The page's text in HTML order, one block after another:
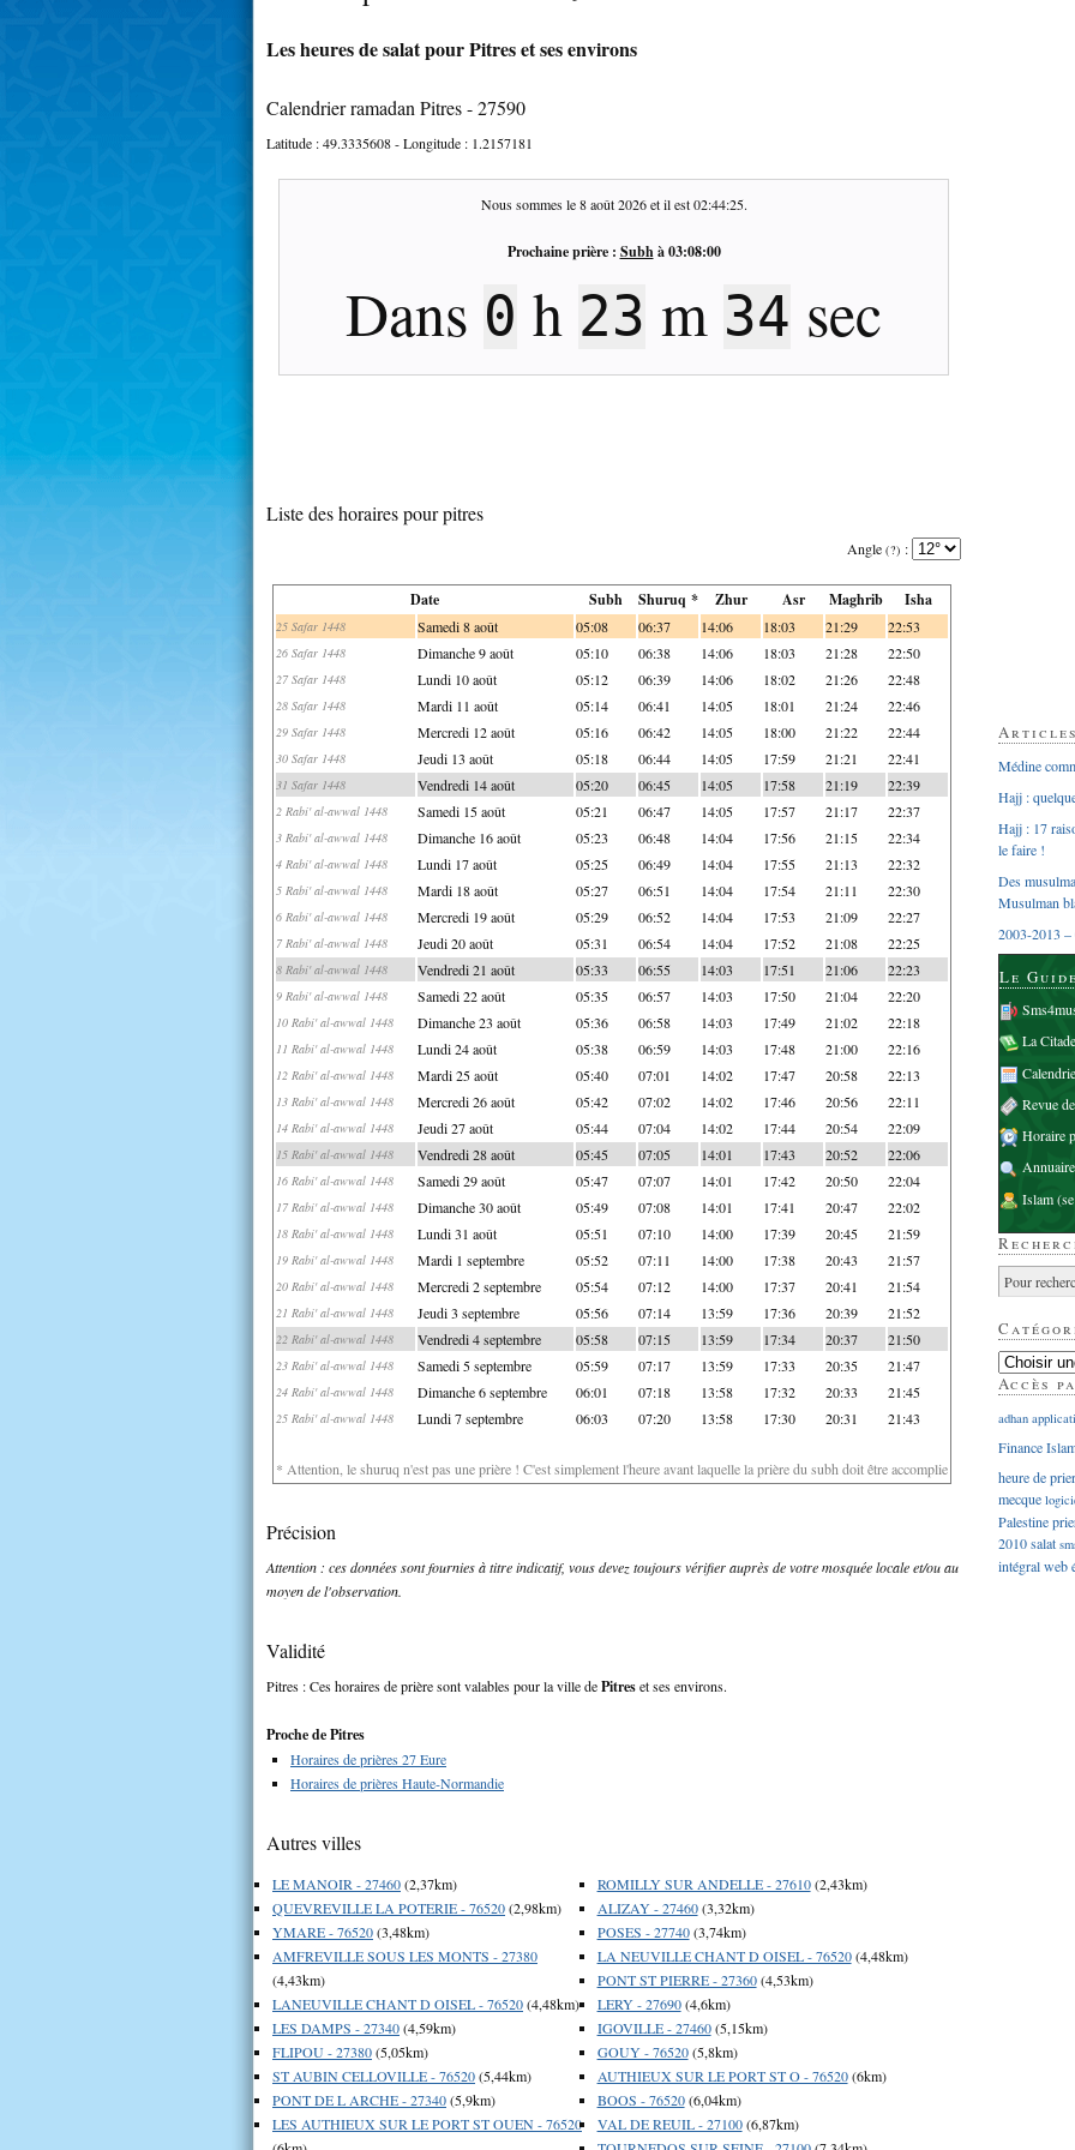
Les heures de salat pour Pitres et ses environs
Calendrier ramadan Pitres - 27590
Latitude :49.3335608- Longitude : 1.2157181
Nous sommes le8 août 2026et il est02:44:26.
Prochaine prière : Subhà03:08:00
Dans 0 h 23 m 33 sec
Liste des horaires pour pitres
Angle (?) :
Date Subh Shuruq * Zhur Asr Maghrib Isha
25 Safar 1448 Samedi 8 août 05:08 06:37 14:06 18:03 21:29 22:53
26 Safar 1448 Dimanche 9 août 05:10 06:38 14:06 18:03 21:28 22:50
27 Safar 1448 Lundi 10 août 05:12 06:39 14:06 18:02 21:26 22:48
28 Safar 1448 Mardi 11 août 05:14 06:41 14:05 18:01 21:24 22:46
29 Safar 1448 Mercredi 12 août 05:16 06:42 14:05 18:00 21:22 22:44
30 Safar 1448 Jeudi 13 août 05:18 06:44 14:05 17:59 21:21 22:41
31 Safar 1448 Vendredi 14 août 05:20 06:45 14:05 17:58 21:19 22:39
2 Rabi' al-awwal 1448 Samedi 15 août 05:21 06:47 14:05 17:57 21:17 22:37
3 Rabi' al-awwal 1448 Dimanche 16 août 05:23 06:48 14:04 17:56 21:15 22:34
4 Rabi' al-awwal 1448 Lundi 17 août 05:25 06:49 14:04 17:55 21:13 22:32
5 Rabi' al-awwal 1448 Mardi 18 août 05:27 06:51 14:04 17:54 21:11 22:30
6 Rabi' al-awwal 1448 Mercredi 19 août 05:29 06:52 14:04 17:53 21:09 22:27
7 Rabi' al-awwal 1448 Jeudi 20 août 05:31 06:54 14:04 17:52 21:08 22:25
8 Rabi' al-awwal 1448 Vendredi 21 août 05:33 06:55 14:03 17:51 21:06 22:23
9 Rabi' al-awwal 1448 Samedi 22 août 05:35 06:57 14:03 17:50 21:04 22:20
10 Rabi' al-awwal 1448 Dimanche 23 août 05:36 06:58 14:03 17:49 21:02 22:18
11 Rabi' al-awwal 1448 Lundi 24 août 05:38 06:59 14:03 17:48 21:00 22:16
12 Rabi' al-awwal 1448 Mardi 25 août 05:40 07:01 14:02 17:47 20:58 22:13
13 Rabi' al-awwal 1448 Mercredi 26 août 05:42 07:02 14:02 17:46 20:56 22:11
14 Rabi' al-awwal 1448 Jeudi 27 août 05:44 07:04 14:02 17:44 20:54 22:09
15 Rabi' al-awwal 1448 Vendredi 28 août 05:45 07:05 14:01 17:43 20:52 22:06
16 Rabi' al-awwal 1448 Samedi 29 août 05:47 07:07 14:01 17:42 20:50 22:04
17 Rabi' al-awwal 1448 Dimanche 30 août 05:49 07:08 14:01 17:41 20:47 22:02
18 Rabi' al-awwal 1448 Lundi 31 août 05:51 07:10 14:00 17:39 20:45 21:59
19 Rabi' al-awwal 1448 Mardi 1 septembre 05:52 07:11 14:00 17:38 20:43 21:57
20 Rabi' al-awwal 1448 Mercredi 2 septembre 05:54 07:12 14:00 17:37 20:41 21:54
21 Rabi' al-awwal 1448 Jeudi 3 septembre 05:56 07:14 13:59 17:36 20:39 21:52
22 Rabi' al-awwal 1448 Vendredi 4 septembre 05:58 07:15 13:59 17:34 20:37 21:50
23 Rabi' al-awwal 1448 Samedi 5 septembre 05:59 07:17 13:59 17:33 20:35 21:47
24 Rabi' al-awwal 1448 Dimanche 6 septembre 06:01 07:18 13:58 17:32 20:33 21:45
25 Rabi' al-awwal 1448 Lundi 7 septembre 06:03 07:20 13:58 17:30 20:31 21:43
* Attention, le shuruq n'est pas une prière ! C'est simplement l'heure avant laquelle la prière du subh doit être accomplie
Précision
Attention : ces données sont fournies à titre indicatif, vous devez toujours vérifier auprès de votre mosquée locale et/ou au
moyen de l'observation.
Validité
Pitres : Ces horaires de prière sont valables pour la ville dePitreset ses environs.
Proche de Pitres
Horaires de prières 27 Eure
Horaires de prières Haute-Normandie
Autres villes
LE MANOIR - 27460(2,37km)
QUEVREVILLE LA POTERIE - 76520(2,98km)
YMARE - 76520(3,48km)
AMFREVILLE SOUS LES MONTS - 27380
(4,43km)
LANEUVILLE CHANT D OISEL - 76520(4,48km)
LES DAMPS - 27340(4,59km)
FLIPOU - 27380(5,05km)
ST AUBIN CELLOVILLE - 76520(5,44km)
PONT DE L ARCHE - 27340(5,9km)
LES AUTHIEUX SUR LE PORT ST OUEN - 76520
ROMILLY SUR ANDELLE - 27610(2,43km)
ALIZAY - 27460(3,32km)
POSES - 27740(3,74km)
LA NEUVILLE CHANT D OISEL - 76520(4,48km)
PONT ST PIERRE - 27360(4,53km)
LERY - 27690(4,6km)
IGOVILLE - 27460(5,15km)
GOUY - 76520(5,8km)
AUTHIEUX SUR LE PORT ST O - 76520(6km)
BOOS - 76520(6,04km)
VAL DE REUIL - 27100(6,87km)
Médine
Hajj :
Hajj : 17
le faire !
Des
Musulman
2003-2013 –
Le
La
Revue
Horaire
Islam
Accès
adhan
Finance
heure de
mecque
Palestine
2010salat
intégralweb